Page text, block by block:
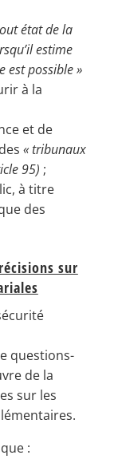
état de la
estime
est possible »
à la
et de
« tribunaux
95) ;
à titre
des
sur
questions-
de la
sur les
: